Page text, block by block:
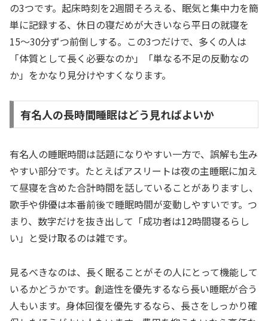
の3つです。起床時刻を2週間そろえる、眠気と集中力を簡
単に記録する、休日の寝だめが大きいなら平日の就寝を
15〜30分ずつ前倒しする。この3つだけで、多くの人は
「体質として長く必要なのか」「単なる不足の反動なの
か」をかなり見分けやすくなります。
有名人の長時間睡眠はどう見ればよいか
有名人の睡眠時間は話題になりやすい一方で、誤解も生み
やすい部分です。たとえばアスリートは夜の主睡眠に加え
て昼寝を含めた合計時間を話していることがありますし、
歌手や俳優は本番前後で睡眠時間が変動しやすいです。つ
まり、数字だけを抜き出して「成功者は12時間寝るらし
い」と受け取るのは雑です。
見るべきなのは、長く眠ることがその人にとって機能して
いるかどうかです。創造性を優先するなら長い睡眠が合う
人もいます。身体回復を優先するなら、長さをしっかり確